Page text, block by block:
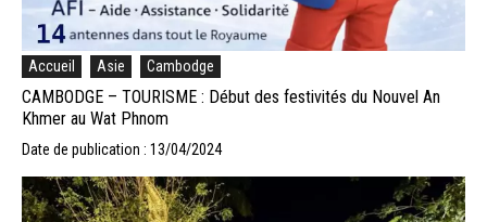
Accueil Asie Cambodge
CAMBODGE – TOURISME : Début des festivités du Nouvel An
Khmer au Wat Phnom
Date de publication : 13/04/2024